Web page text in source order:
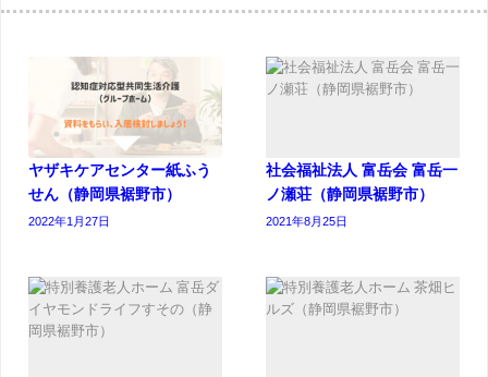
ヤザキケアセンター紙ふう
せん（静岡県裾野市）
2022年1月27日
社会福祉法人 富岳会 富岳一
ノ瀬荘（静岡県裾野市）
2021年8月25日